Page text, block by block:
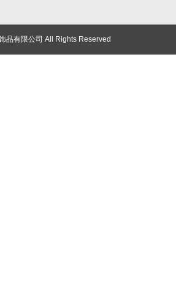
品有限公司 All Rights Reserved